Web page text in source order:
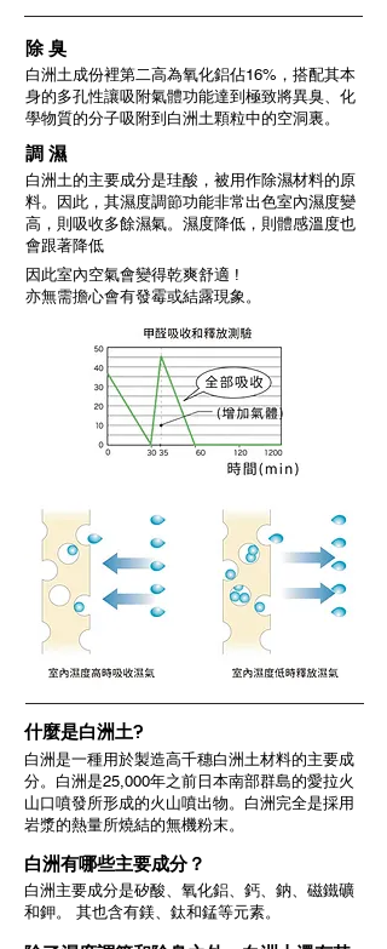
除 臭
白洲土成份裡第二高為氧化鋁佔16%，搭配其本
身的多孔性讓吸附氣體功能達到極致將異臭、化
學物質的分子吸附到白洲土顆粒中的空洞裏。
調 濕
白洲土的主要成分是珪酸，被用作除濕材料的原
料。因此，其濕度調節功能非常出色室內濕度變
高，則吸收多餘濕氣。濕度降低，則體感溫度也
會跟著降低
因此室內空氣會變得乾爽舒適 !
亦無需擔心會有發霉或結露現象。
什麼是白洲土?
白洲是一種用於製造高千穗白洲土材料的主要成
分。白洲是25,000年之前日本南部群島的愛拉火
山口噴發所形成的火山噴出物。白洲完全是採用
岩漿的熱量所燒結的無機粉末。
白洲有哪些主要成分？
白洲主要成分是矽酸、氧化鋁、鈣、鈉、磁鐵礦
和鉀。 其也含有鎂、鈦和錳等元素。